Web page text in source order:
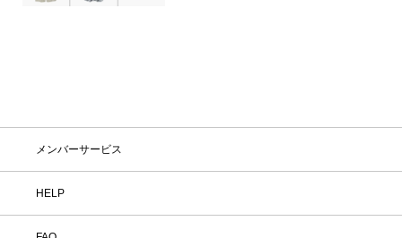
メンバーサービス
HELP